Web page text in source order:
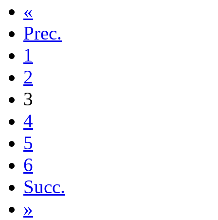
«
Prec.
1
2
3
4
5
6
Succ.
»